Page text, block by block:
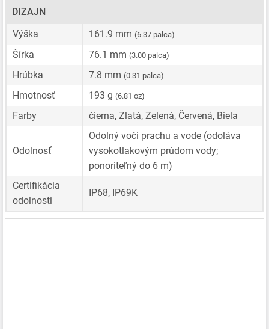
DIZAJN
Výška
161.9 mm (6.37 palca)
Šírka 76.1 mm (3.00 palca)
Hrúbka 7.8 mm (0.31 palca)
Hmotnosť 193 g (6.81 oz)
Farby čierna, Zlatá, Zelená, Červená, Biela
Odolnosť
Odolný voči prachu a vode (odoláva
vysokotlakovým prúdom vody;
ponoriteľný do 6 m)
Certifikácia
odolnosti
IP68, IP69K